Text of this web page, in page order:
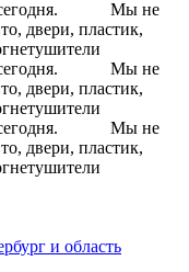
Мы не
двери, пластик,
Мы не
двери, пластик,
Мы не
двери, пластик,
и область